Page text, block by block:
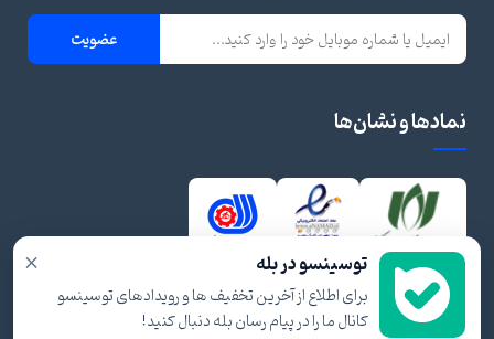
عضویت
نمادها و نشان‌ها
× توسینسو در بله
برای اطلاع از آخرین تخفیف ها و رویدادهای توسینسو
کانال ما را در پیام رسان بله دنبال کنید!